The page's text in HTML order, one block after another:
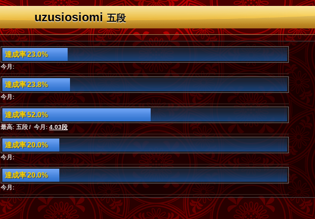
uzusiosiomi五段
達成率 23.0%
今月:
達成率 23.8%
今月:
達成率 52.0%
最高: 五段 / 今月:4.03段
達成率 20.0%
今月:
達成率 20.0%
今月: